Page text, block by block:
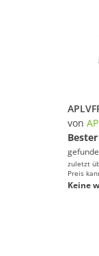
von
zuletzt
Preis
Keine